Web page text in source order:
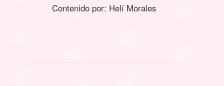
Contenido por: Helí Morales